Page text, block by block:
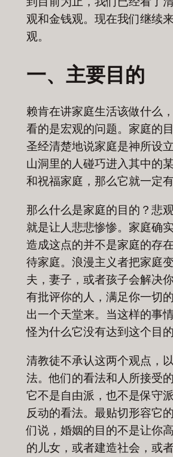
观和金钱观。现在我们继续
观。
一、主要目的
赖肯在讲家庭生活该做什么
看的是宏观的问题。家庭的
圣经清楚地说家庭是神所设
山洞里的人碰巧进入其中的
和祝福家庭，那么它就一定有
那么什么是家庭的目的？悲
就是让人悲悲惨惨。家庭确
造成这点的并不是家庭的存
待家庭。浪漫主义者把家庭
夫，妻子，或者孩子会解决
有批评你的人，满足你一切
出一个天堂来。当这样的事
怪为什么它没有达到这个目的
清教徒不承认这两个观点，
法。他们的看法和人所接受
它不是自由派，也不是保守
反动的看法。最贴切形容它
们说，婚姻的目的不是让你
的儿女，或者建造社会，或